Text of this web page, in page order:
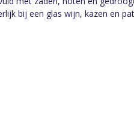
bij een glas wijn, kazen en